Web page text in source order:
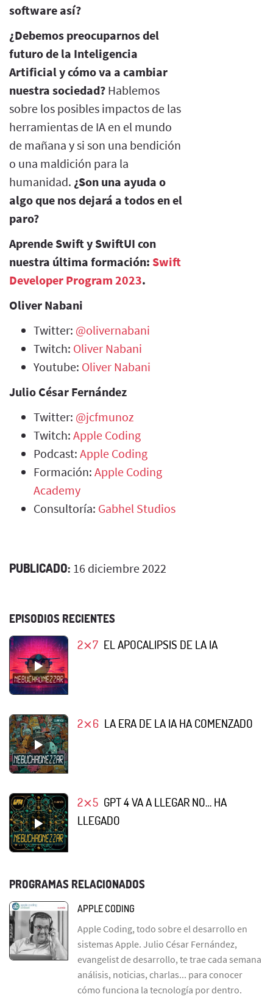
software así?
¿Debemos preocuparnos del
futuro de la Inteligencia
Artificial y cómo va a cambiar
nuestra sociedad? Hablemos
sobre los posibles impactos de las
herramientas de IA en el mundo
de mañana y si son una bendición
o una maldición para la
humanidad. ¿Son una ayuda o
algo que nos dejará a todos en el
paro?
Aprende Swift y SwiftUI con
nuestra última formación: Swift
Developer Program 2023.
Oliver Nabani
Twitter: @olivernabani
Twitch: Oliver Nabani
Youtube: Oliver Nabani
Julio César Fernández
Twitter: @jcfmunoz
Twitch: Apple Coding
Podcast: Apple Coding
Formación: Apple Coding
Academy
Consultoría: Gabhel Studios
PUBLICADO: 16 diciembre 2022
EPISODIOS RECIENTES
2⨯7 EL APOCALIPSIS DE LA IA
2⨯6 LA ERA DE LA IA HA COMENZADO
2⨯5 GPT 4 VA A LLEGAR NO… HA
LLEGADO
PROGRAMAS RELACIONADOS
APPLE CODING
Apple Coding, todo sobre el desarrollo en
sistemas Apple. Julio César Fernández,
evangelist de desarrollo, te trae cada semana
análisis, noticias, charlas... para conocer
cómo funciona la tecnología por dentro.